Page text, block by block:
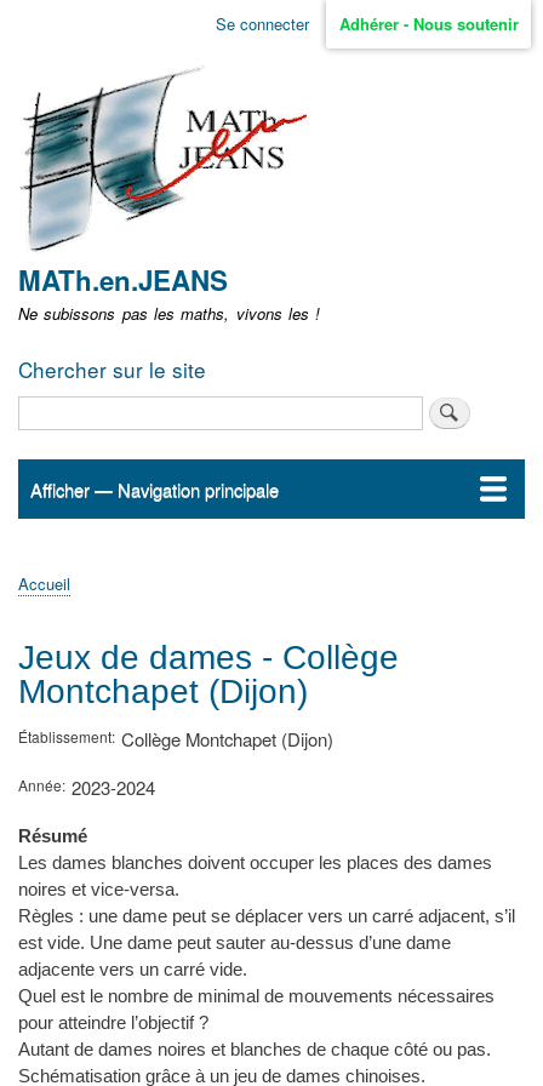
Aller
non
identifié
Se connecter Adhérer - Nous soutenir
MATh.en.JEANS
Ne subissons pas les maths, vivons les !
Chercher sur le site
Navigation
Afficher — Navigation principale
Accueil
ActualitésMATh.en.JEANS ?
Régions et Ateliers
Créer, gérer un atelier
Sujets/Publications
Congrès
d'Ariane
Accueil
Jeux de dames - Collège
Montchapet (Dijon)
Établissement Collège Montchapet (Dijon)
Année 2023-2024
Résumé
Les dames blanches doivent occuper les places des dames
noires et vice-versa.
Règles : une dame peut se déplacer vers un carré adjacent, s’il
est vide. Une dame peut sauter au-dessus d’une dame
adjacente vers un carré vide.
Quel est le nombre de minimal de mouvements nécessaires
pour atteindre l’objectif ?
Autant de dames noires et blanches de chaque côté ou pas.
Schématisation grâce à un jeu de dames chinoises.